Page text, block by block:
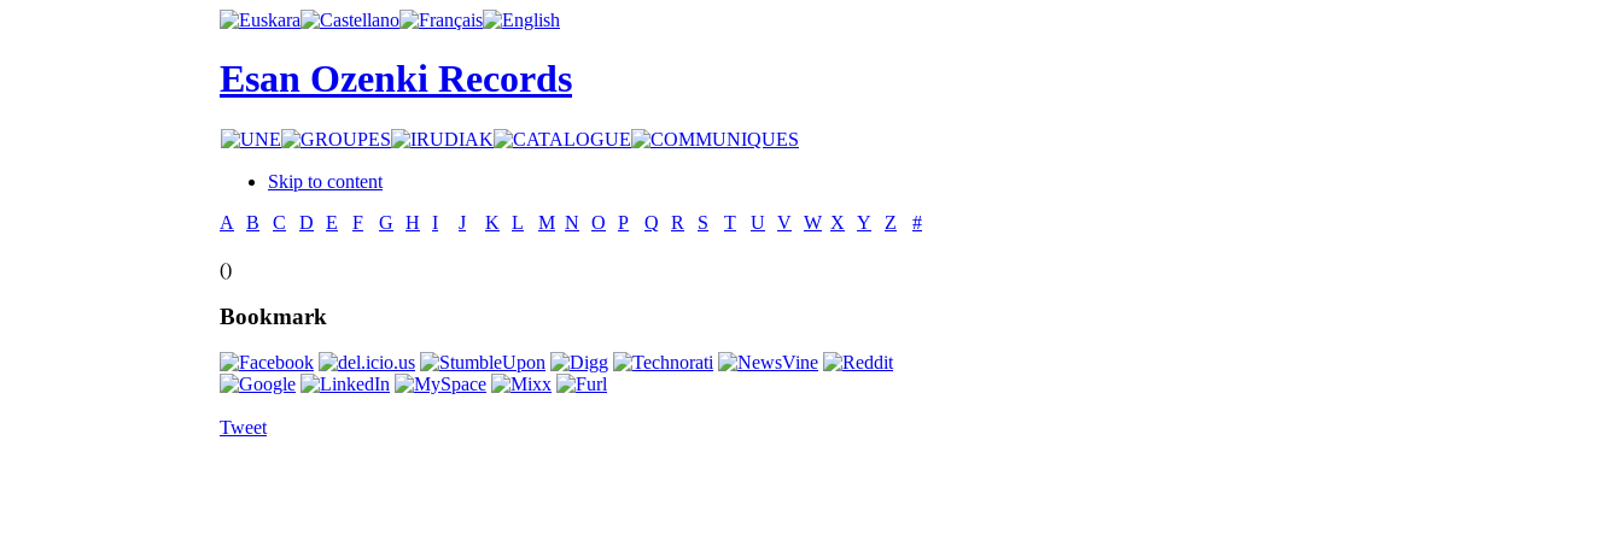
Esan Ozenki Records
Skip to content
A
B C D E F G H I J K L M N O P Q R S T U V W X Y Z #
()
Bookmark
Tweet